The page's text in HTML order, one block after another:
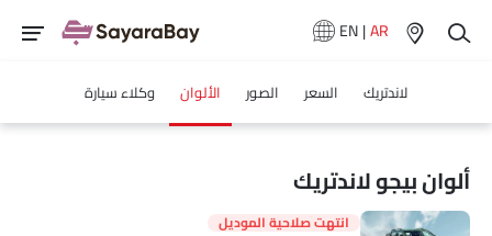
EN|AR
لاندتريك السعر الصور الألوان وكلاء سيارة
ألوان بيجو لاندتريك
انتهت صلاحية الموديل